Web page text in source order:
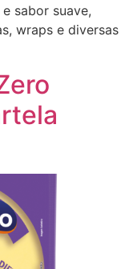
sabor suave,
wraps e diversas